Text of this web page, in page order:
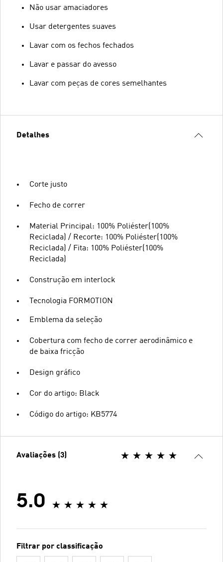
Não usar amaciadores
Usar detergentes suaves
Lavar com os fechos fechados
Lavar e passar do avesso
Lavar com peças de cores semelhantes
Detalhes
Corte justo
Fecho de correr
Material Principal: 100% Poliéster(100%
Reciclada) / Recorte: 100% Poliéster(100%
Reciclada) / Fita: 100% Poliéster(100%
Reciclada)
Construção em interlock
Tecnologia FORMOTION
Emblema da seleção
Cobertura com fecho de correr aerodinâmico e
de baixa fricção
Design gráfico
Cor do artigo: Black
Código do artigo: KB5774
Avaliações (3)
5.0
Filtrar por classificação